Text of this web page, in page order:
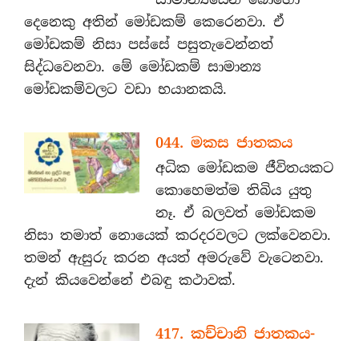
දෙනෙකු අතින් මෝඩකම් කෙරෙනවා. ඒ
මෝඩකම් නිසා පස්සේ පසුතැවෙන්නත්
සිද්ධවෙනවා. මේ මෝඩකම් සාමාන්‍ය
මෝඩකම්වලට වඩා භයානකයි.
044. මකස ජාතකය
අධික මෝඩකම ජීවිතයකට
කොහෙමත්ම තිබිය යුතු
නෑ. ඒ බලවත් මෝඩකම
නිසා තමාත් නොයෙක් කරදරවලට ලක්වෙනවා.
තමන් ඇසුරු කරන අයත් අමරුවේ වැටෙනවා.
දැන් කියවෙන්නේ එබඳු කථාවක්.
417. කච්චානි ජාතකය-